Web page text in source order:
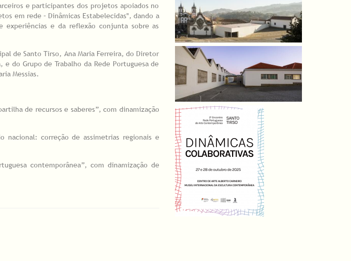
e participantes dos projetos apoiados no
em rede – Dinâmicas Estabelecidas", dando a
e da reflexão conjunta sobre as
de Santo Tirso, Ana Maria Ferreira, do Diretor
do Grupo de Trabalho da Rede Portuguesa de
Messias.
de recursos e saberes”, com dinamização
nacional: correção de assimetrias regionais e
contemporânea”, com dinamização de